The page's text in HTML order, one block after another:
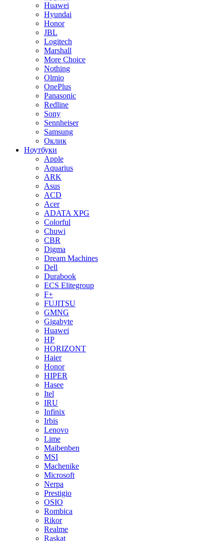
Huawei
Hyundai
Honor
JBL
Logitech
Marshall
More Choice
Nothing
Olmio
OnePlus
Panasonic
Redline
Sony
Sennheiser
Samsung
Оклик
Ноутбуки
Apple
Aquarius
ARK
Asus
ACD
Acer
ADATA XPG
Colorful
Chuwi
CBR
Digma
Dream Machines
Dell
Durabook
ECS Elitegroup
F+
FUJITSU
GMNG
Gigabyte
Huawei
HP
HORIZONT
Haier
Honor
HIPER
Hasee
Itel
IRU
Infinix
Irbis
Lenovo
Lime
Maibenben
MSI
Machenike
Microsoft
Nerpa
Prestigio
OSIO
Rombica
Rikor
Realme
Raskat